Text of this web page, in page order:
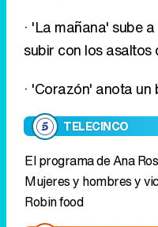
· 'La mañana' sube
subir con los asaltos
· 'Corazón' anota
TELECINCO
El programa de Ana
Mujeres y hombres y
Robin food